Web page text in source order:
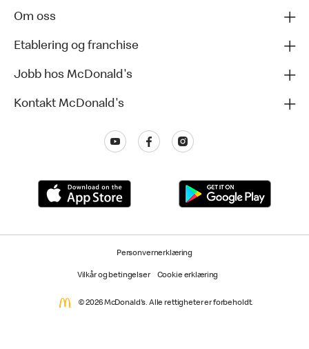
Om oss
Etablering og franchise
Jobb hos McDonald's
Kontakt McDonald's
Personvernerklæring
Vilkår og betingelser Cookie erklæring
© 2026 McDonald's. Alle rettigheter er forbeholdt.